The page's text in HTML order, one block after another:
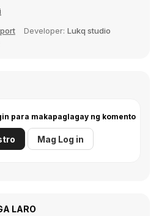
Developer: Lukq studio
para makapaglagay ng komento
Mag Log in
LARO